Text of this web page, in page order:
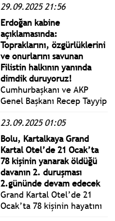
etmediği bu işlemlerle,
şehir hastanesi şirketlerine
adeta üste muhtelif
hediyeler vermiş gibi bir
tablo çıkıyor karşımıza.
29.09.2025 21:56
Erdoğan kabine
açıklamasında:
Topraklarını, özgürlüklerini
ve onurlarını savunan
Filistin halkının yanında
dimdik duruyoruz!
Cumhurbaşkanı ve AKP
Genel Başkanı Recep Tayyip
Külliyesinde
gerçekleştirilen
Cumhurbaşkanlığı Kabinesi
Toplantısı’nın ardından
basın açıklaması yaptı.
23.09.2025 01:05
Bolu, Kartalkaya Grand
Kartal Otel’de 21 Ocak’ta
78 kişinin yanarak öldüğü
davanın 2. duruşması
2.gününde devam edecek
Grand Kartal Otel’de 21
Ocak’ta 78 kişinin hayatını